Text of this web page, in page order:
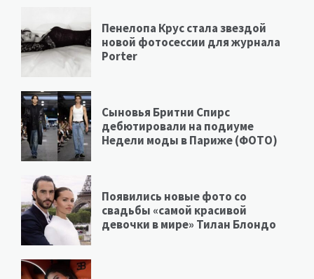
Пенелопа Крус стала звездой
новой фотосессии для журнала
Porter
Сыновья Бритни Спирс
дебютировали на подиуме
Недели моды в Париже (ФОТО)
Появились новые фото со
свадьбы «самой красивой
девочки в мире» Тилан Блондо